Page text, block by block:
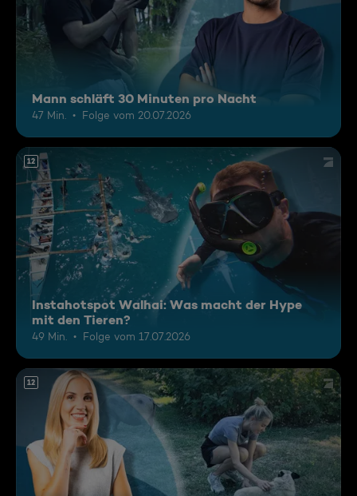
Mann schläft 30 Minuten pro Nacht
47 Min. Folge vom 20.07.2026
12
Instahotspot Walhai: Was macht der Hype
mit den Tieren?
49 Min. Folge vom 17.07.2026
12